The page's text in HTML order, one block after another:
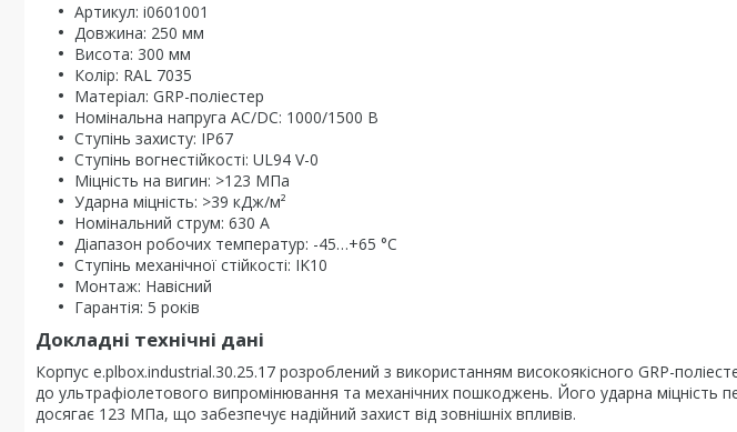
Артикул: i0601001
Довжина: 250 мм
Висота: 300 мм
Колір: RAL 7035
Матеріал: GRP-поліестер
Номінальна напруга AC/DC: 1000/1500 В
Ступінь захисту: IP67
Ступінь вогнестійкості: UL94 V-0
Міцність на вигин: >123 МПа
Ударна міцність: >39 кДж/м²
Номінальний струм: 630 А
Діапазон робочих температур: -45…+65 °C
Ступінь механічної стійкості: IK10
Монтаж: Навісний
Гарантія: 5 років
Докладні технічні дані
Корпус e.plbox.industrial.30.25.17 розроблений з використанням високоякісного GRP-
до ультрафіолетового випромінювання та механічних пошкоджень. Його ударна міцність
досягає 123 МПа, що забезпечує надійний захист від зовнішніх впливів.